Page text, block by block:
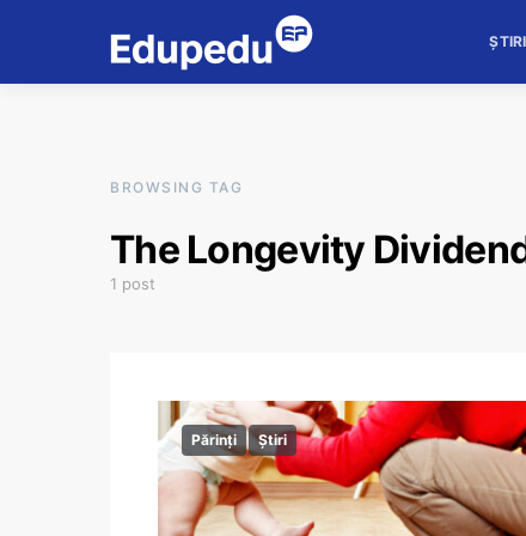
ȘTIRI
BROWSING TAG
The Longevity
1 post
Părinți Știri